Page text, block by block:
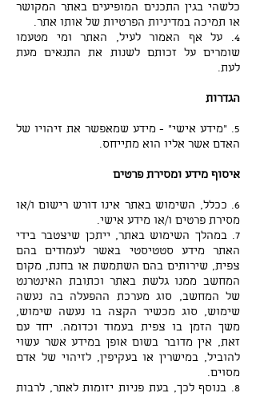
כלשהי בגין התכנים המופיעים באתר המקושר
או תמיכה במדיניות הפרטיות של אותו אתר.
4. על אף האמור לעיל, האתר ומי מטעמו
שומרים על זכותם לשנות את התנאים מעת
לעת.
הגדרות
5. "מידע אישי" - מידע שמאפשר את זיהויו של
האדם אשר אליו הוא מתייחס.
איסוף מידע ומסירת פרטים
6. ככלל, השימוש באתר אינו דורש רישום ו/או
מסירת פרטים ו/או מידע אישי.
7. במהלך השימוש באתר, ייתכן שיצטבר בידי
האתר מידע סטטיסטי באשר לעמודים בהם
צפית, שירותים בהם השתמשת או בחנת, מקום
המחשב ממנו גלשת באתר וכתובת האינטרנט
של המחשב, סוג מערכת ההפעלה בה נעשה
שימוש, סוג מכשיר הקצה בו נעשה שימוש,
משך הזמן בו צפית בעמוד וכדומה. יחד עם
זאת, אין מדובר בשום אופן במידע אשר עשוי
להוביל, במישרין או בעקיפין, לזיהוי של אדם
מסוים.
8. בנוסף לכך, בעת פניות יזומות לאתר, לרבות